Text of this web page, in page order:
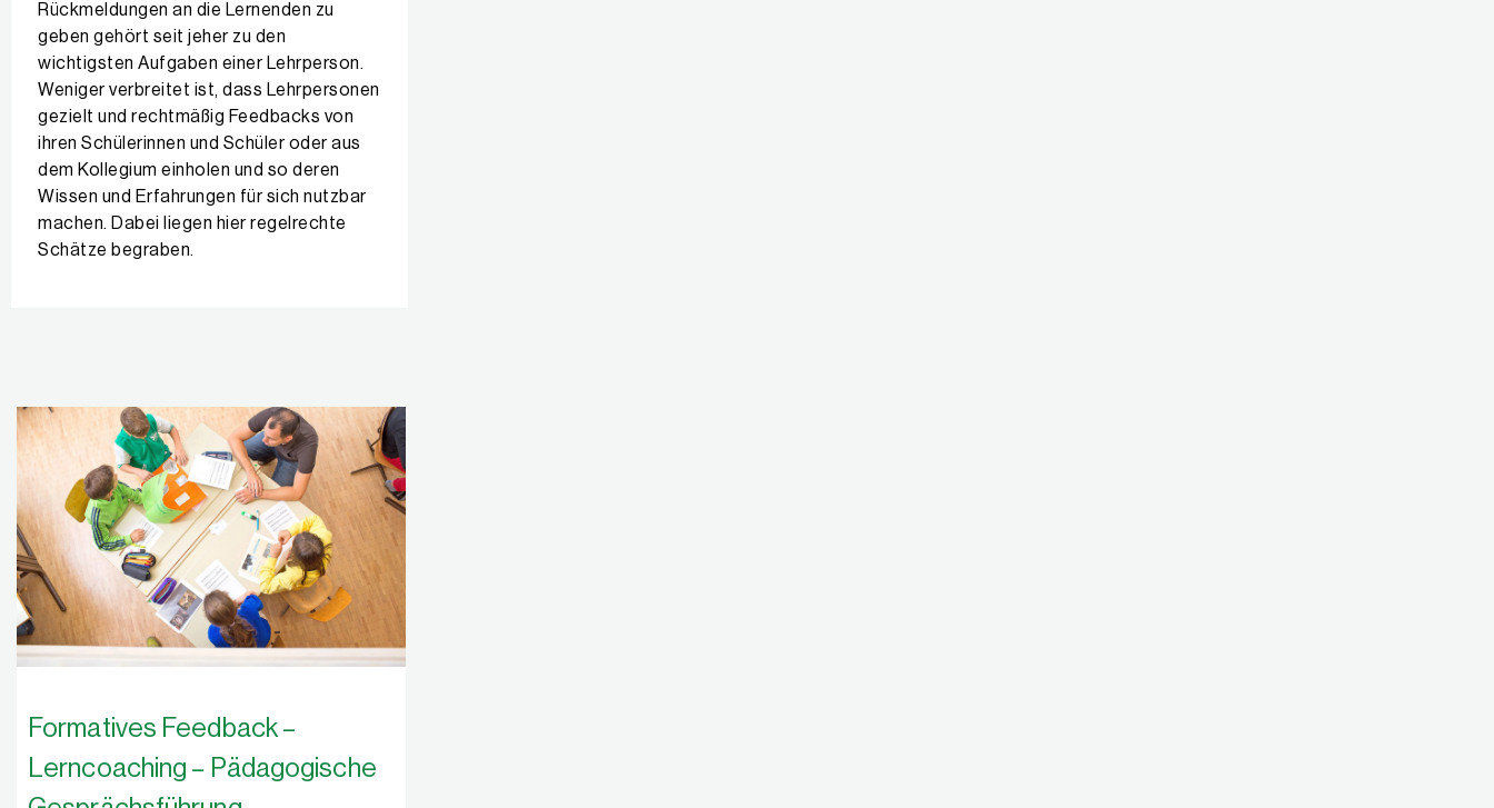
Rückmeldungen an die Lernenden zu
geben gehört seit jeher zu den
wichtigsten Aufgaben einer Lehrperson.
Weniger verbreitet ist, dass Lehrpersonen
gezielt und rechtmäßig Feedbacks von
ihren Schülerinnen und Schüler oder aus
dem Kollegium einholen und so deren
Wissen und Erfahrungen für sich nutzbar
machen. Dabei liegen hier regelrechte
Schätze begraben.
Formatives Feedback –
Lerncoaching – Pädagogische